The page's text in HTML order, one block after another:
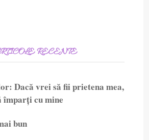
RECENTE
Dacă vrei să fii prietena mea,
împarți cu mine
bun